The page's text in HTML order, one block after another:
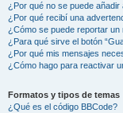
¿Por qué no se puede
¿Por qué recibí una
¿Cómo se puede reportar
¿Para qué sirve el botón
¿Por qué mis mensajes
¿Cómo hago para reactivar
Formatos y tipos de temas
¿Qué es el código BBCode?